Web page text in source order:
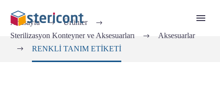
Anasayfa
Ürünler
Sterilizasyon Konteyner ve Aksesuarları
Aksesuarlar
RENKLİ TANIM ETİKETİ